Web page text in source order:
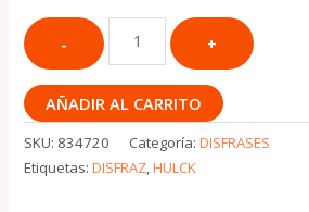
AÑADIR AL CARRITO
SKU: 834720 Categoría:DISFRASES
Etiquetas:DISFRAZ,HULCK